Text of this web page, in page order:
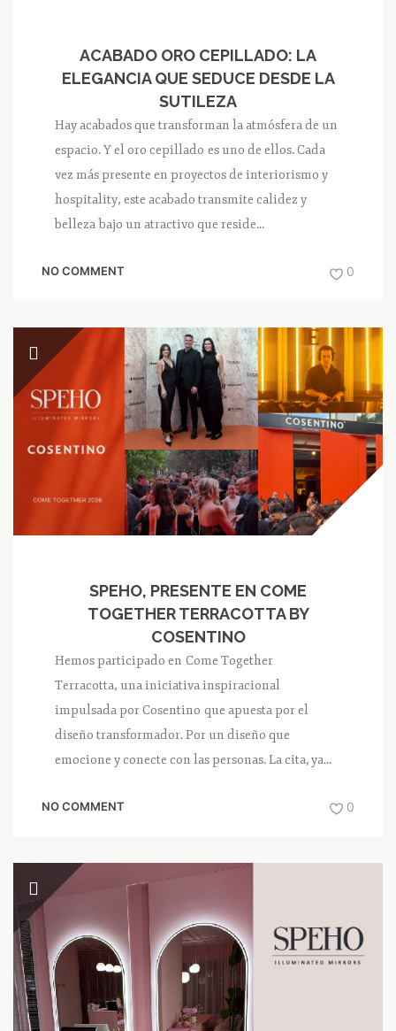
ACABADO ORO CEPILLADO: LA
ELEGANCIA QUE SEDUCE DESDE LA
SUTILEZA
Hay acabados que transforman la atmósfera de un
espacio. Y el oro cepillado es uno de ellos. Cada
vez más presente en proyectos de interiorismo y
hospitality, este acabado transmite calidez y
belleza bajo un atractivo que reside...
NO COMMENT 0
SPEHO, PRESENTE EN COME
TOGETHER TERRACOTTA BY
COSENTINO
Hemos participado en Come Together
Terracotta, una iniciativa inspiracional
impulsada por Cosentino que apuesta por el
diseño transformador. Por un diseño que
emocione y conecte con las personas. La cita, ya...
NO COMMENT 0